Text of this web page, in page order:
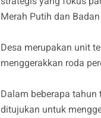
Merah Putih dan
Desa merupakan unit
menggerakkan roda
Dalam beberapa tahun
ditujukan untuk